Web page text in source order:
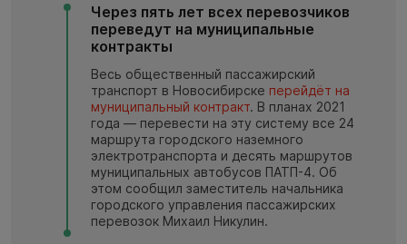
Через пять лет всех перевозчиков
переведут на муниципальные
контракты
Весь общественный пассажирский
транспорт в Новосибирске перейдёт на
муниципальный контракт. В планах 2021
года — перевести на эту систему все 24
маршрута городского наземного
электротранспорта и десять маршрутов
муниципальных автобусов ПАТП-4. Об
этом сообщил заместитель начальника
городского управления пассажирских
перевозок Михаил Никулин.